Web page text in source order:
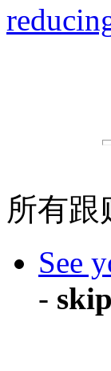
所有跟
See
-